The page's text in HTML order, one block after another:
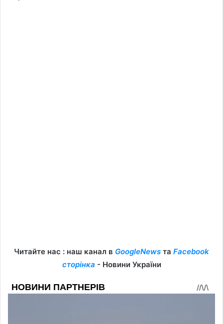
Читайте нас : наш канал в GoogleNews та Facebook
сторінка - Новини України